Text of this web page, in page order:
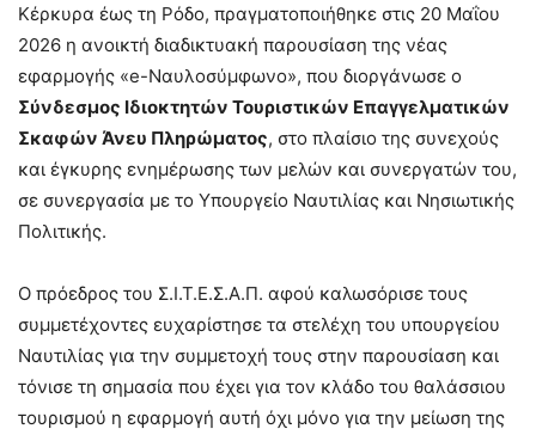
Κέρκυρα έως τη Ρόδο, πραγματοποιήθηκε στις 20 Μαΐου
2026 η ανοικτή διαδικτυακή παρουσίαση της νέας
εφαρμογής «e-Ναυλοσύμφωνο», που διοργάνωσε ο
Σύνδεσμος Ιδιοκτητών Τουριστικών Επαγγελματικών
Σκαφών Άνευ Πληρώματος, στο πλαίσιο της συνεχούς
και έγκυρης ενημέρωσης των μελών και συνεργατών του,
σε συνεργασία με το Υπουργείο Ναυτιλίας και Νησιωτικής
Πολιτικής.
Ο πρόεδρος του Σ.Ι.Τ.Ε.Σ.Α.Π. αφού καλωσόρισε τους
συμμετέχοντες ευχαρίστησε τα στελέχη του υπουργείου
Ναυτιλίας για την συμμετοχή τους στην παρουσίαση και
τόνισε τη σημασία που έχει για τον κλάδο του θαλάσσιου
τουρισμού η εφαρμογή αυτή όχι μόνο για την μείωση της